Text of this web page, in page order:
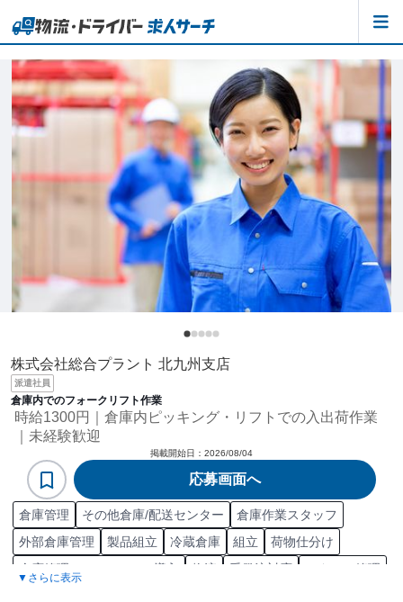
株式会社総合プラント 北九州支店
派遣社員
倉庫内でのフォークリフト作業
時給1300円｜倉庫内ピッキング・リフトでの入出荷作業
｜未経験歓迎
掲載開始日： 2026/08/04
応募画面へ
倉庫管理 その他倉庫/配送センター
倉庫作業スタッフ
外部倉庫管理
製品組立 冷蔵倉庫 組立
荷物仕分け
倉庫管理システム/WMS導入
物流 受発注対応
スタッフ管理
▼さらに表示